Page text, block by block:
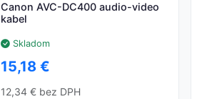
Canon AVC-DC400 audio-video
kabel
Skladom
15,18 €
12,34 € bez DPH